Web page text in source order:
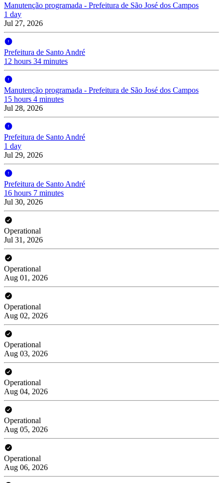
Manutenção programada - Prefeitura de São José dos Campos
1 day
Jul 27, 2026
Prefeitura de Santo André
12 hours 34 minutes
Manutenção programada - Prefeitura de São José dos Campos
15 hours 4 minutes
Jul 28, 2026
Prefeitura de Santo André
1 day
Jul 29, 2026
Prefeitura de Santo André
16 hours 7 minutes
Jul 30, 2026
Operational
Jul 31, 2026
Operational
Aug 01, 2026
Operational
Aug 02, 2026
Operational
Aug 03, 2026
Operational
Aug 04, 2026
Operational
Aug 05, 2026
Operational
Aug 06, 2026